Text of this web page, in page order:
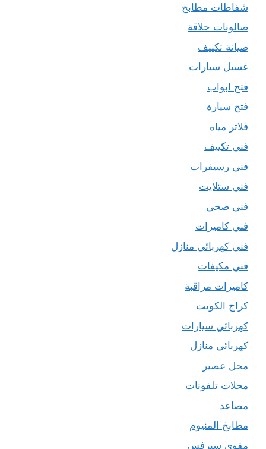
شفاطات مطابخ
صالونات حلاقة
صيانة تكييف
غسيل سيارات
فتح ابواب
فتح سيارة
فلاتر مياه
فني تكييف
فني رسيفرات
فني ستلايت
فني صحي
فني كاميرات
فني كهربائي منازل
فني مكيفات
كاميرات مراقبة
كراج الكويت
كهربائي سيارات
كهربائي منازل
محل عصير
محلات تلفونات
مصاعد
مطابخ المنيوم
مقوي سيرفس